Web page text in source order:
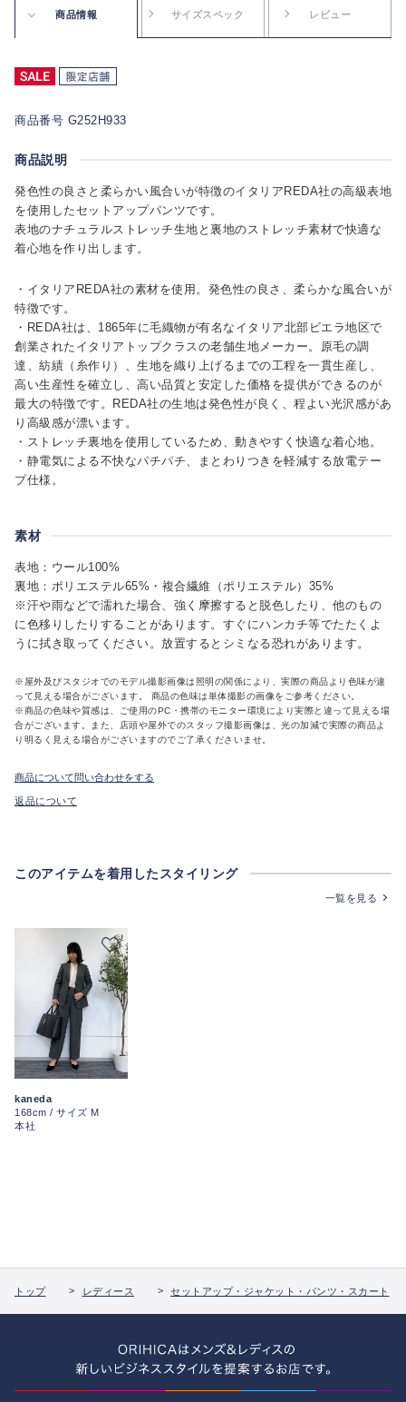
商品情報 サイズスペック レビュー
商品番号 G252H933
商品説明
発色性の良さと柔らかい風合いが特徴のイタリアREDA社の高級表地
を使用したセットアップパンツです。
表地のナチュラルストレッチ生地と裏地のストレッチ素材で快適な
着心地を作り出します。
・イタリアREDA社の素材を使用。発色性の良さ、柔らかな風合いが
特徴です。
・REDA社は、1865年に毛織物が有名なイタリア北部ビエラ地区で
創業されたイタリアトップクラスの老舗生地メーカー。原毛の調
達、紡績（糸作り）、生地を織り上げるまでの工程を一貫生産し、
高い生産性を確立し、高い品質と安定した価格を提供ができるのが
最大の特徴です。REDA社の生地は発色性が良く、程よい光沢感があ
り高級感が漂います。
・ストレッチ裏地を使用しているため、動きやすく快適な着心地。
・静電気による不快なパチパチ、まとわりつきを軽減する放電テー
プ仕様。
素材
表地：ウール100%
裏地：ポリエステル65%・複合繊維（ポリエステル）35%
※汗や雨などで濡れた場合、強く摩擦すると脱色したり、他のもの
に色移りしたりすることがあります。すぐにハンカチ等でたたくよ
うに拭き取ってください。放置するとシミなる恐れがあります。
※屋外及びスタジオでのモデル撮影画像は照明の関係により、実際の商品より色味が違
って見える場合がございます。 商品の色味は単体撮影の画像をご参考ください。
※商品の色味や質感は、ご使用のPC・携帯のモニター環境により実際と違って見える場
合がございます。また、店頭や屋外でのスタッフ撮影画像は、光の加減で実際の商品よ
り明るく見える場合がございますのでご了承くださいませ。
商品について問い合わせをする
返品について
このアイテムを着用したスタイリング
一覧を見る
kaneda
168cm / サイズ M
本社
トップ レディース セットアップ・ジャケット・パンツ・スカート